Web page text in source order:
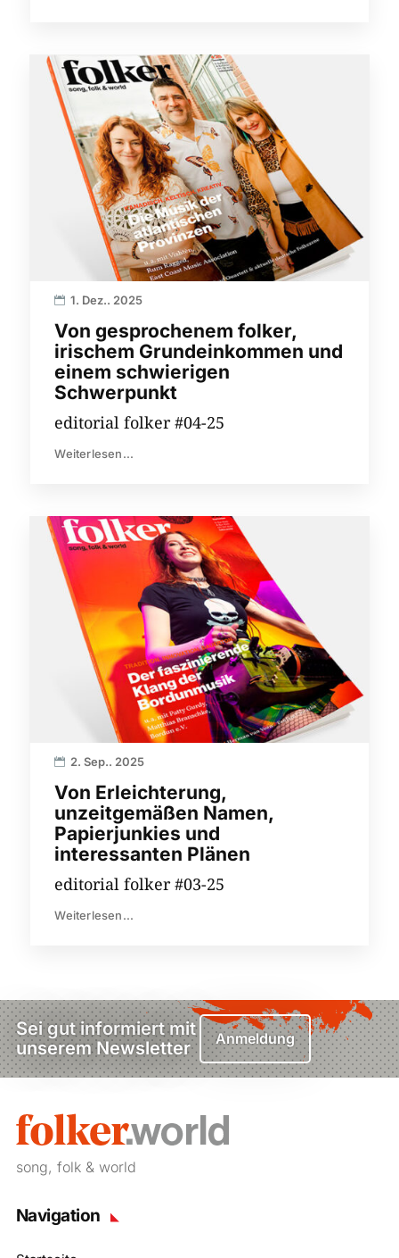
Von gesprochenem folker,
irischem Grundeinkommen und
einem schwierigen
Schwerpunkt
1. Dez.. 2025
editorial folker #04-25
Weiterlesen...
Von Erleichterung,
unzeitgemäßen Namen,
Papierjunkies und
interessanten Plänen
2. Sep.. 2025
editorial folker #03-25
Weiterlesen...
Sei gut informiert mit
unserem Newsletter
Anmeldung
song, folk & world
Navigation